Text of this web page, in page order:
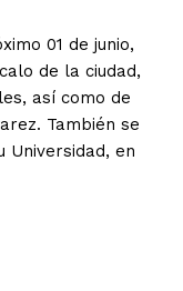
01 de junio,
de la ciudad,
así como de
También se
Universidad, en